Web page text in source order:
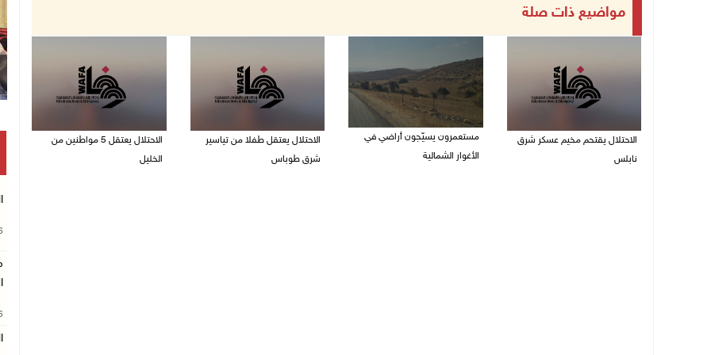
مواضيع ذات صلة
الاحتلال يقتحم مخيم عسكر شرق
نابلس
مستعمرون يسيّجون أراضي في
الأغوار الشمالية
الاحتلال يعتقل طفلا من تياسير
شرق طوباس
الاحتلال يعتقل 5 مواطنين من
الخليل